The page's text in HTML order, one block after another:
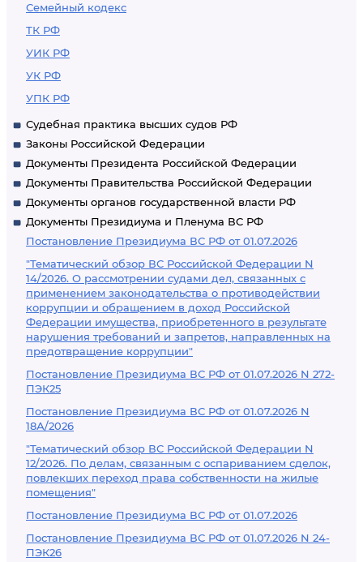
Семейный кодекс
ТК РФ
УИК РФ
УК РФ
УПК РФ
Судебная практика высших судов РФ
Законы Российской Федерации
Документы Президента Российской Федерации
Документы Правительства Российской Федерации
Документы органов государственной власти РФ
Документы Президиума и Пленума ВС РФ
Постановление Президиума ВС РФ от 01.07.2026
"Тематический обзор ВС Российской Федерации N
14/2026. О рассмотрении судами дел, связанных с
применением законодательства о противодействии
коррупции и обращением в доход Российской
Федерации имущества, приобретенного в результате
нарушения требований и запретов, направленных на
предотвращение коррупции"
Постановление Президиума ВС РФ от 01.07.2026 N 272-
ПЭК25
Постановление Президиума ВС РФ от 01.07.2026 N
18А/2026
"Тематический обзор ВС Российской Федерации N
12/2026. По делам, связанным с оспариванием сделок,
повлекших переход права собственности на жилые
помещения"
Постановление Президиума ВС РФ от 01.07.2026
Постановление Президиума ВС РФ от 01.07.2026 N 24-
ПЭК26